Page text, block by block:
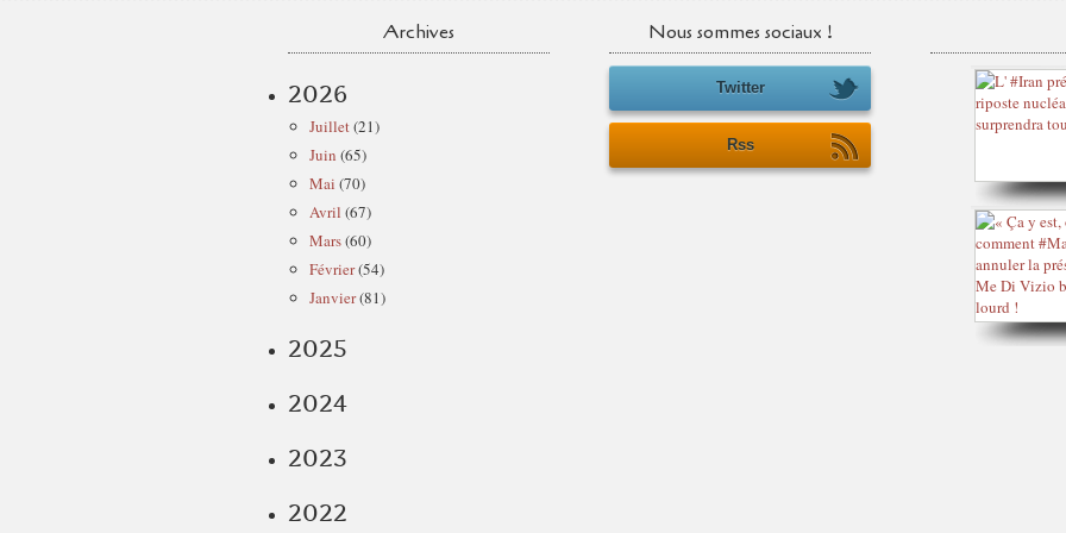
Archives
2026
Juillet(21)
Juin (65)
Mai (70)
Avril (67)
Mars(60)
Février(54)
Janvier(81)
2025
2024
2023
2022
Nous sommes sociaux !
Twitter
Rss